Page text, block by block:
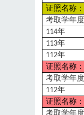
证照名称
考取学年度
114年
113年
112年
证照名称：
考取学年度
112年
证照名称：
考取学年度